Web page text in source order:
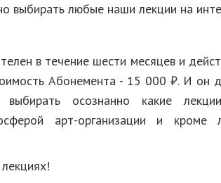
выбирать любые наши лекции на
в течение шести месяцев и
Абонемента - 15 000 ₽. И он
выбирать осознанно какие
арт-организации и кроме